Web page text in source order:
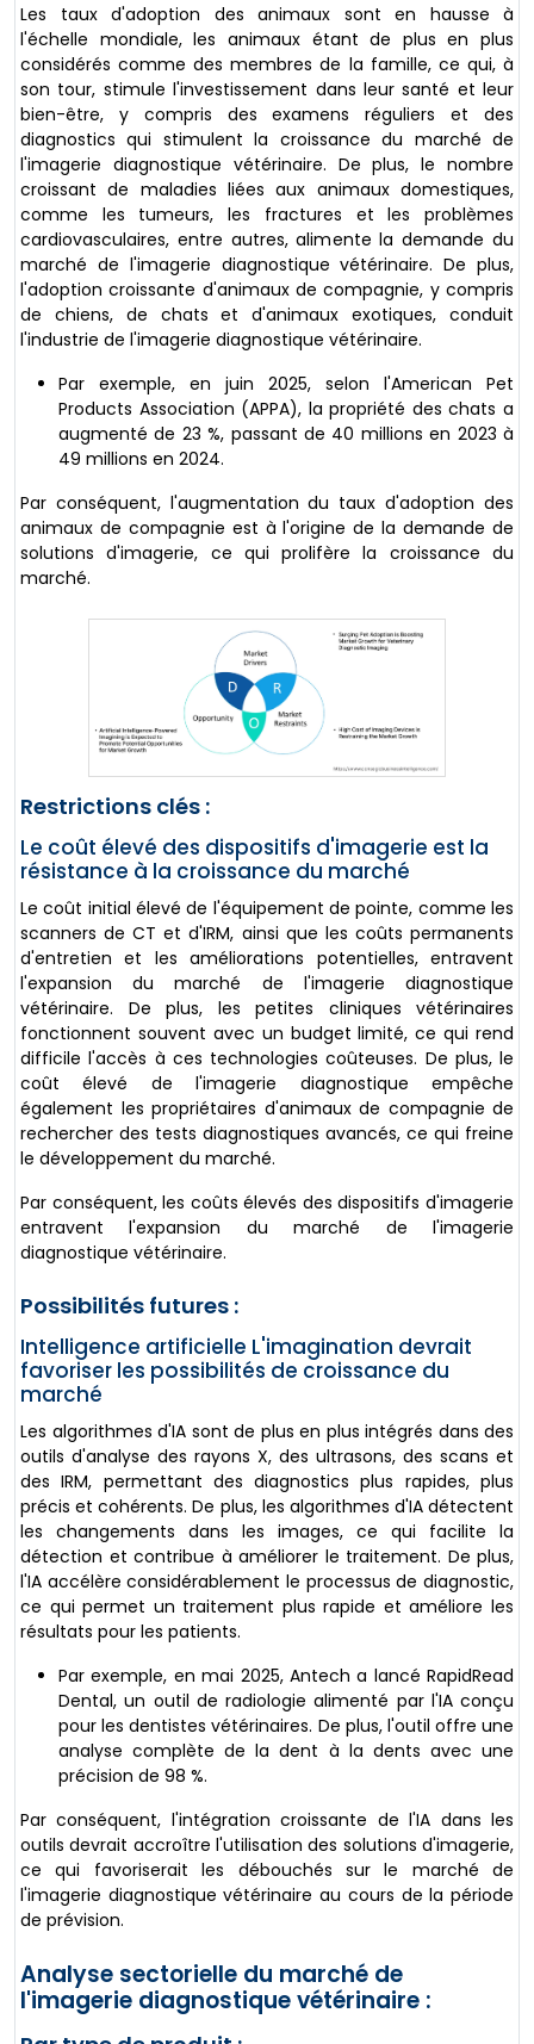
Les taux d'adoption des animaux sont en hausse à
l'échelle mondiale, les animaux étant de plus en plus
considérés comme des membres de la famille, ce qui, à
son tour, stimule l'investissement dans leur santé et leur
bien-être, y compris des examens réguliers et des
diagnostics qui stimulent la croissance du marché de
l'imagerie diagnostique vétérinaire. De plus, le nombre
croissant de maladies liées aux animaux domestiques,
comme les tumeurs, les fractures et les problèmes
cardiovasculaires, entre autres, alimente la demande du
marché de l'imagerie diagnostique vétérinaire. De plus,
l'adoption croissante d'animaux de compagnie, y compris
de chiens, de chats et d'animaux exotiques, conduit
l'industrie de l'imagerie diagnostique vétérinaire.
Par exemple, en juin 2025, selon l'American Pet
Products Association (APPA), la propriété des chats a
augmenté de 23 %, passant de 40 millions en 2023 à
49 millions en 2024.
Par conséquent, l'augmentation du taux d'adoption des
animaux de compagnie est à l'origine de la demande de
solutions d'imagerie, ce qui prolifère la croissance du
marché.
Restrictions clés :
Le coût élevé des dispositifs d'imagerie est la
résistance à la croissance du marché
Le coût initial élevé de l'équipement de pointe, comme les
scanners de CT et d'IRM, ainsi que les coûts permanents
d'entretien et les améliorations potentielles, entravent
l'expansion du marché de l'imagerie diagnostique
vétérinaire. De plus, les petites cliniques vétérinaires
fonctionnent souvent avec un budget limité, ce qui rend
difficile l'accès à ces technologies coûteuses. De plus, le
coût élevé de l'imagerie diagnostique empêche
également les propriétaires d'animaux de compagnie de
rechercher des tests diagnostiques avancés, ce qui freine
le développement du marché.
Par conséquent, les coûts élevés des dispositifs d'imagerie
entravent l'expansion du marché de l'imagerie
diagnostique vétérinaire.
Possibilités futures :
Intelligence artificielle L'imagination devrait
favoriser les possibilités de croissance du
marché
Les algorithmes d'IA sont de plus en plus intégrés dans des
outils d'analyse des rayons X, des ultrasons, des scans et
des IRM, permettant des diagnostics plus rapides, plus
précis et cohérents. De plus, les algorithmes d'IA détectent
les changements dans les images, ce qui facilite la
détection et contribue à améliorer le traitement. De plus,
l'IA accélère considérablement le processus de diagnostic,
ce qui permet un traitement plus rapide et améliore les
résultats pour les patients.
Par exemple, en mai 2025, Antech a lancé RapidRead
Dental, un outil de radiologie alimenté par l'IA conçu
pour les dentistes vétérinaires. De plus, l'outil offre une
analyse complète de la dent à la dents avec une
précision de 98 %.
Par conséquent, l'intégration croissante de l'IA dans les
outils devrait accroître l'utilisation des solutions d'imagerie,
ce qui favoriserait les débouchés sur le marché de
l'imagerie diagnostique vétérinaire au cours de la période
de prévision.
Analyse sectorielle du marché de
l'imagerie diagnostique vétérinaire :